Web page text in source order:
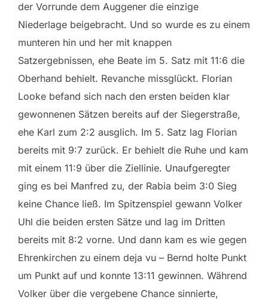
der Vorrunde dem Auggener die einzige
Niederlage beigebracht. Und so wurde es zu einem
munteren hin und her mit knappen
Satzergebnissen, ehe Beate im 5. Satz mit 11:6 die
Oberhand behielt. Revanche missglückt. Florian
Looke befand sich nach den ersten beiden klar
gewonnenen Sätzen bereits auf der Siegerstraße,
ehe Karl zum 2:2 ausglich. Im 5. Satz lag Florian
bereits mit 9:7 zurück. Er behielt die Ruhe und kam
mit einem 11:9 über die Ziellinie. Unaufgeregter
ging es bei Manfred zu, der Rabia beim 3:0 Sieg
keine Chance ließ. Im Spitzenspiel gewann Volker
Uhl die beiden ersten Sätze und lag im Dritten
bereits mit 8:2 vorne. Und dann kam es wie gegen
Ehrenkirchen zu einem deja vu – Bernd holte Punkt
um Punkt auf und konnte 13:11 gewinnen. Während
Volker über die vergebene Chance sinnierte,